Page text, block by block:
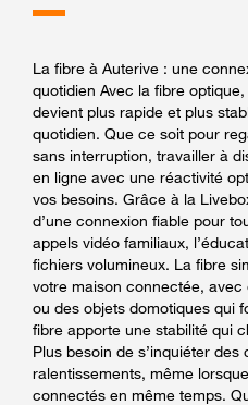
La fibre à Auterive : une
quotidien Avec la fibre
devient plus rapide et plus
quotidien. Que ce soit pour
sans interruption, travailler à
en ligne avec une réactivité
vos besoins. Grâce à la
d’une connexion fiable pour
appels vidéo familiaux,
fichiers volumineux. La fibre
votre maison connectée,
ou des objets domotiques qui
fibre apporte une stabilité qui
Plus besoin de s’inquiéter
ralentissements, même
connectés en même temps.